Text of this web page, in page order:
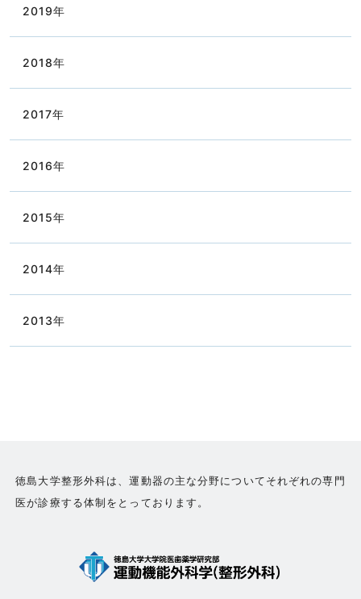
2019年
2018年
2017年
2016年
2015年
2014年
2013年
徳島大学整形外科は、運動器の主な分野についてそれぞれの専門
医が診療する体制をとっております。